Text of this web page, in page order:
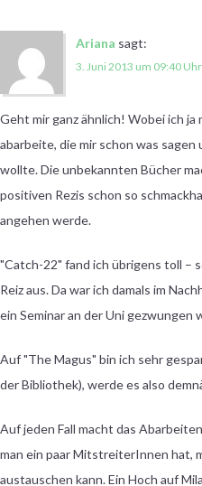
Ariana sagt:
3. Juni 2013 um 09:40 Uhr
Geht mir ganz ähnlich! Wobei ich ja
abarbeite, die mir schon was
wollte. Die unbekannten Bücher
positiven Rezis schon so
angehen werde.
"Catch-22" fand ich übrigens toll –
Reiz aus. Da war ich damals im
ein Seminar an der Uni gezwungen
Auf "The Magus" bin ich sehr
der Bibliothek), werde es also
Auf jeden Fall macht das
man ein paar MitstreiterInnen hat,
austauschen kann. Ein Hoch auf